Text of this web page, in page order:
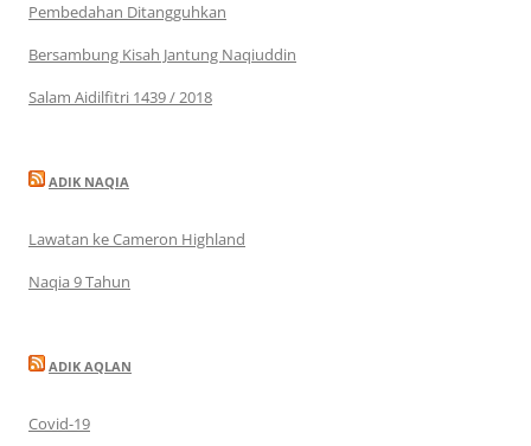
Pembedahan Ditangguhkan
Bersambung Kisah Jantung Naqiuddin
Salam Aidilfitri 1439 / 2018
ADIK NAQIA
Lawatan ke Cameron Highland
Naqia 9 Tahun
ADIK AQLAN
Covid-19